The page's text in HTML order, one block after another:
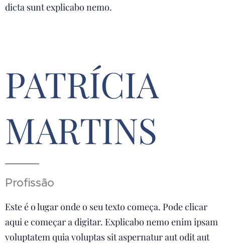
dicta sunt explicabo nemo.
PATRÍCIA
MARTINS
Profissão
Este é o lugar onde o seu texto começa. Pode clicar
aqui e começar a digitar. Explicabo nemo enim ipsam
voluptatem quia voluptas sit aspernatur aut odit aut